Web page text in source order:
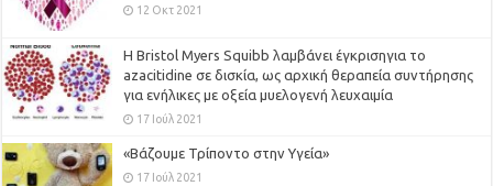
12 Οκτ 2021
Η Bristol Myers Squibb λαμβάνει έγκρισηγια το
azacitidine σε δισκία, ως αρχική θεραπεία συντήρησης
για ενήλικες με οξεία μυελογενή λευχαιμία
17 Ιούλ 2021
«Βάζουμε Τρίποντο στην Υγεία»
17 Ιούλ 2021